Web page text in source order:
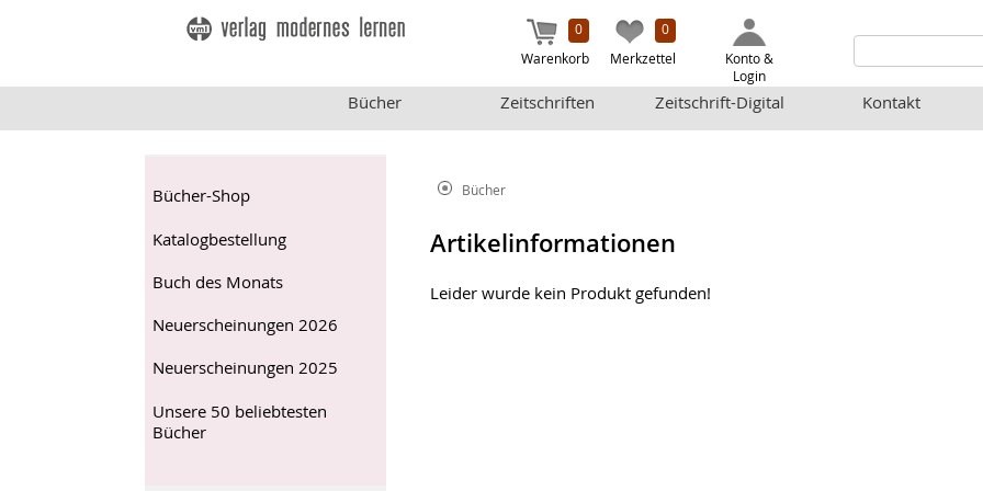
0
Warenkorb
0
Merkzettel
Konto &
Login
Bücher Zeitschriften Zeitschrift-Digital Kontakt
Bücher-Shop
Katalogbestellung
Buch des Monats
Neuerscheinungen 2026
Neuerscheinungen 2025
Unsere 50 beliebtesten
Bücher
Bücher
Artikelinformationen
Leider wurde kein Produkt gefunden!